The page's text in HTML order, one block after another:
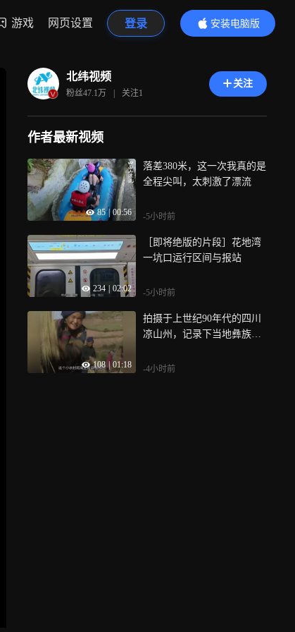
游戏 网页设置 登录
安装电脑版
内容更精彩
北纬视频
粉丝47.1万 | 关注1
关注
作者最新视频
85 | 00:56
落差380米，这一次我真的是
全程尖叫，太刺激了漂流
-5小时前
234 02:02
［即将绝版的片段］花地湾
一坑口运行区间与报站
-5小时前
108 | 01:18
拍摄于上世纪90年代的四川
凉山州，记录下当地彝族人
-4小时前